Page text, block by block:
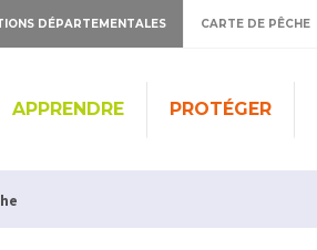
DÉPARTEMENTALES CARTE DE PÊCHE
APPRENDRE PROTÉGER